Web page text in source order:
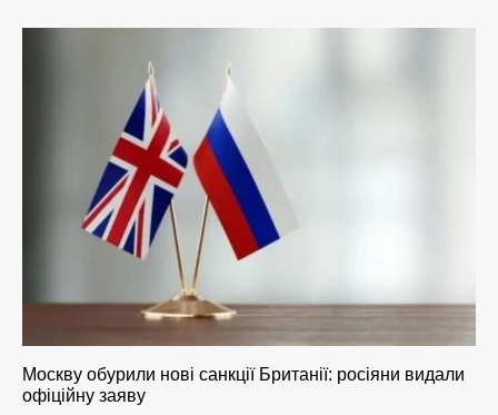
Москву обурили нові санкції Британії: росіяни видали
офіційну заяву